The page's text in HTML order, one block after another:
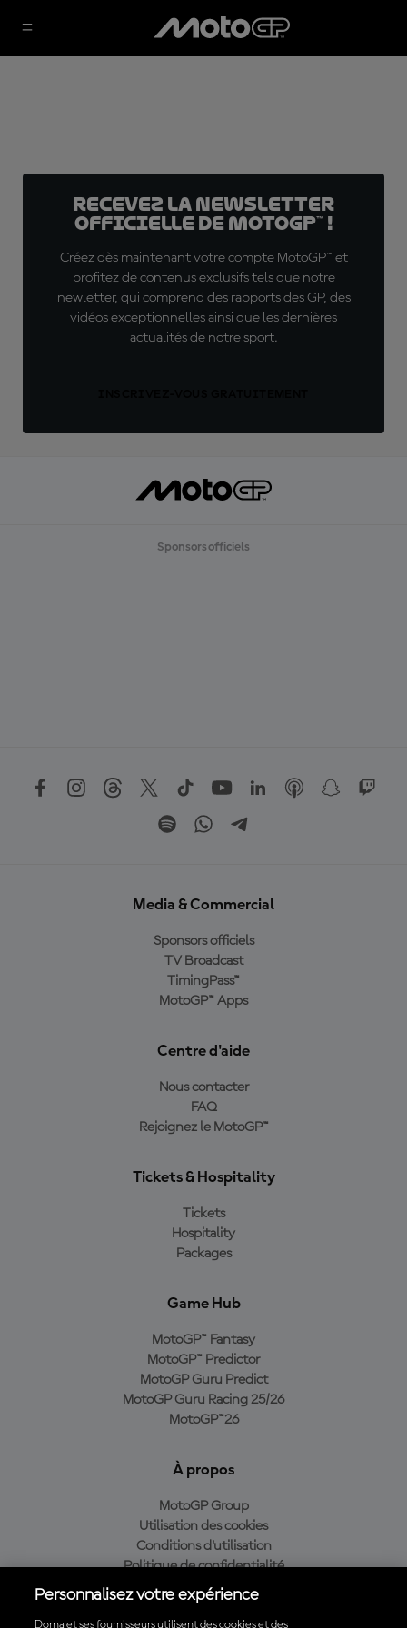
Recevez la Newsletter
officielle de MotoGP™ !
Créez dès maintenant votre compte MotoGP™ et
profitez de contenus exclusifs tels que notre
newletter, qui comprend des rapports des GP, des
vidéos exceptionnelles ainsi que les dernières
actualités de notre sport.
Sponsors officiels
Media & Commercial
Sponsors officiels
TV Broadcast
TimingPass™
MotoGP™ Apps
Centre d'aide
Nous contacter
FAQ
Rejoignez le MotoGP™
Tickets & Hospitality
Tickets
Hospitality
Packages
Game Hub
MotoGP™ Fantasy
MotoGP™ Predictor
MotoGP Guru Predict
MotoGP Guru Racing 25/26
MotoGP™26
À propos
MotoGP Group
Utilisation des cookies
Conditions d'utilisation
Politique de confidentialité
Politique d’achat
Personnalisez votre expérience
Dorna et ses fournisseurs utilisent des cookies et des